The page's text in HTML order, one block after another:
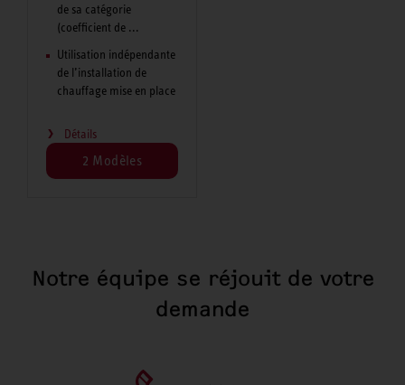
de sa catégorie
(coefficient de ...
Utilisation indépendante
de l’installation de
chauffage mise en place
Détails
2 Modèles
Notre équipe se réjouit de votre
demande